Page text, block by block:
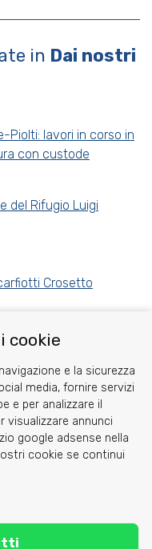
in Dai nostri
Piolti: lavori in corso in
con custode
del Rifugio Luigi
Crosetto
cookie
e la sicurezza
media, fornire servizi
e per analizzare il
visualizzare annunci
google adsense nella
cookie se continui